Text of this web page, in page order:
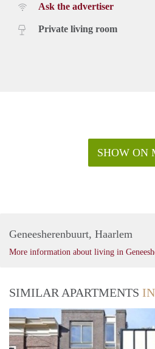
Ask the advertiser
Private living room
SHOW ON
Geneesherenbuurt, Haarlem
More information about living in
SIMILAR APARTMENTS